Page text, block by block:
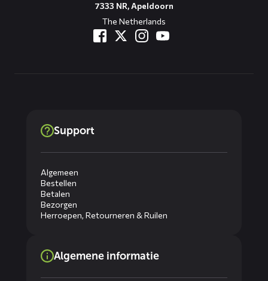
7333 NR, Apeldoorn
The Netherlands
Support
Algemeen
Bestellen
Betalen
Bezorgen
Herroepen, Retourneren & Ruilen
Algemene informatie